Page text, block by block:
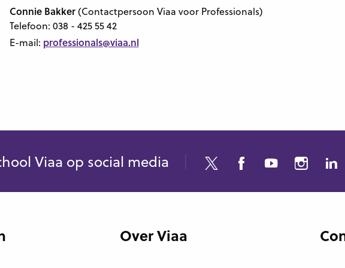
Connie Bakker(Contactpersoon Viaa voor Professionals)
Telefoon: 038 - 425 55 42
E-mail: professionals@viaa.nl
Viaa op social media
Over Viaa